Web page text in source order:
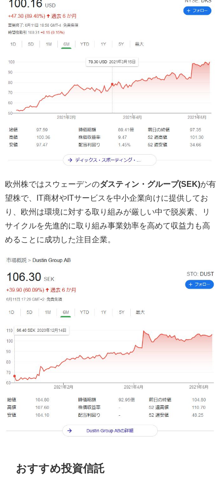
欧州株ではスウェーデンのダスティン・グループ(SEK)が有
望株で、IT商材やITサービスを中小企業向けに提供してお
り、欧州は環境に対する取り組みが厳しい中で脱炭素、リ
サイクルを先進的に取り組み事業効率を高めて収益力も高
めることに成功した注目企業。
おすすめ投資信託